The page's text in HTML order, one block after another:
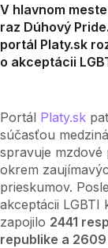
V hlavnom
raz Dúhový
portál Platy.sk
o akceptácii
Portál Platy.sk
súčasťou
spravuje
okrem
prieskumov.
akceptácii LGBTI
zapojilo 2441
republike a